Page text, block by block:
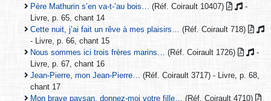
Père Mathurin s’en va-t-’au bois…
(Réf. Coirault 10407)
-
Livre, p. 65, chant 14
Cette nuit, j’ai fait un rêve à mes plaisirs…
(Réf. Coirault 718)
- Livre, p. 66, chant 15
Nous sommes ici trois frères marins…
(Réf. Coirault 1726)
-
Livre, p. 67, chant 16
Jean-Pierre, mon Jean-Pierre…
(Réf. Coirault 3717) - Livre, p. 68,
chant 17
Mon brave paysan, donnez-moi votre fille…
(Réf. Coirault 4710)